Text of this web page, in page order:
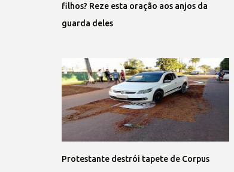
filhos? Reze esta oração aos anjos da
guarda deles
Protestante destrói tapete de Corpus